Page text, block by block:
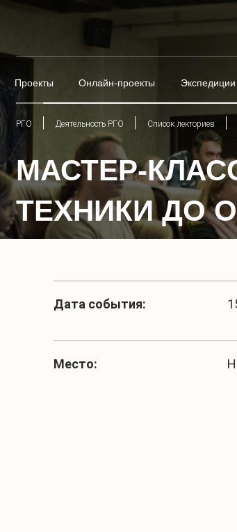
Проекты Онлайн-проекты Экспедиции
РГО Деятельность РГО Список лекториев
МАСТЕР-
ТЕХНИКИ ДО
Дата события:
Место: